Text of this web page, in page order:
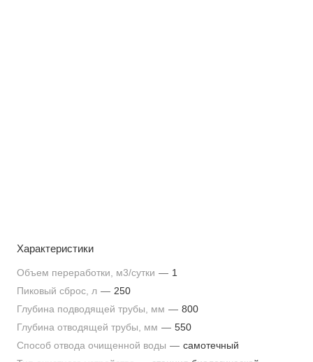
Характеристики
Объем переработки, м3/сутки — 1
Пиковый сброс, л — 250
Глубина подводящей трубы, мм — 800
Глубина отводящей трубы, мм — 550
Способ отвода очищенной воды — самотечный